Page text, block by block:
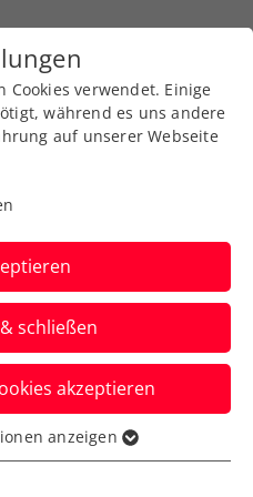
Novak
beim ATP-
nach klarer
Cookies verwendet. Einige
während es uns andere
auf unserer Webseite
schließen
akzeptieren
grundlegende
anzeigen